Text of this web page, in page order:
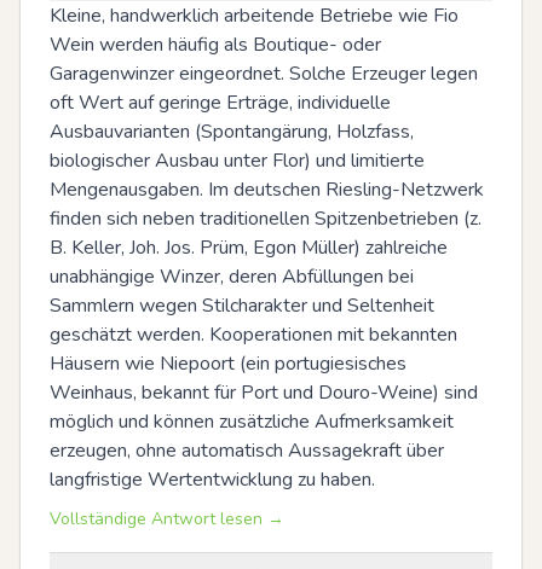
Kleine, handwerklich arbeitende Betriebe wie Fio
Wein werden häufig als Boutique- oder
Garagenwinzer eingeordnet. Solche Erzeuger legen
oft Wert auf geringe Erträge, individuelle
Ausbauvarianten (Spontangärung, Holzfass,
biologischer Ausbau unter Flor) und limitierte
Mengenausgaben. Im deutschen Riesling-Netzwerk
finden sich neben traditionellen Spitzenbetrieben (z.
B. Keller, Joh. Jos. Prüm, Egon Müller) zahlreiche
unabhängige Winzer, deren Abfüllungen bei
Sammlern wegen Stilcharakter und Seltenheit
geschätzt werden. Kooperationen mit bekannten
Häusern wie Niepoort (ein portugiesisches
Weinhaus, bekannt für Port und Douro-Weine) sind
möglich und können zusätzliche Aufmerksamkeit
erzeugen, ohne automatisch Aussagekraft über
langfristige Wertentwicklung zu haben.
Vollständige Antwort lesen →